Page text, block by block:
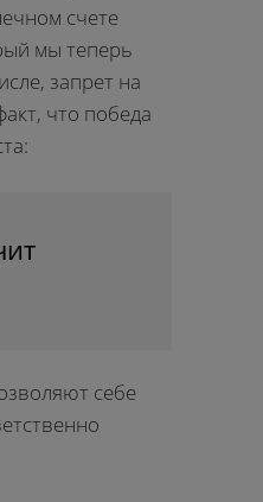
счете
мы теперь
запрет на
что победа
себе